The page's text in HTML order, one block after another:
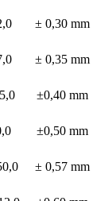
± 0,30 mm
± 0,35 mm
±0,40 mm
±0,50 mm
± 0,57 mm